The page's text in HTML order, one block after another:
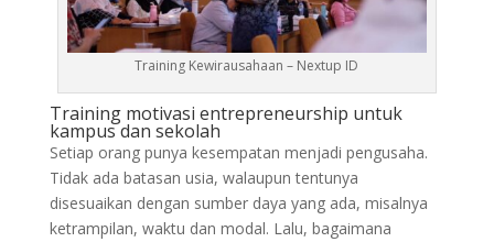
Training Kewirausahaan – Nextup ID
Training motivasi entrepreneurship untuk
kampus dan sekolah
Setiap orang punya kesempatan menjadi pengusaha.
Tidak ada batasan usia, walaupun tentunya
disesuaikan dengan sumber daya yang ada, misalnya
ketrampilan, waktu dan modal. Lalu, bagaimana